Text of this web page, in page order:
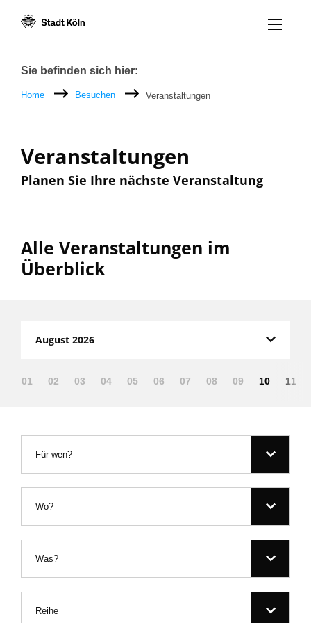
Menü
Breadcrumb
Sie befinden sich hier:
Home Besuchen Veranstaltungen
Veranstaltungen
Planen Sie Ihre nächste Veranstaltung
Alle Veranstaltungen im
Überblick
August 2026
01 02 03 04 05 06 07 08 09 10 11
Für wen?
Wo?
Was?
Reihe